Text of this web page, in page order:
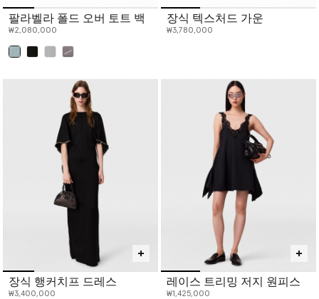
팔라벨라 폴드 오버 토트 백
₩2,080,000
장식 텍스처드 가운
₩3,780,000
장식 행커치프 드레스
₩3,400,000
레이스 트리밍 저지 원피스
₩1,425,000